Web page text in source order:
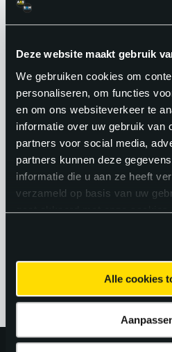
Deze website maakt gebruik
We gebruiken cookies om
personaliseren, om functies
en om ons websiteverkeer te
informatie over uw gebruik van
partners voor social media,
partners kunnen deze
informatie die u aan ze heeft
verzameld op basis van uw
gaat akkoord met onze
Alle cookies
werelden –
technisch veelzijdig en
Bovendien zie je het
je werk: een machine
een installatie die is
tastbare resultaat,
de afwisseling in
omgevingen, maakt
monteur